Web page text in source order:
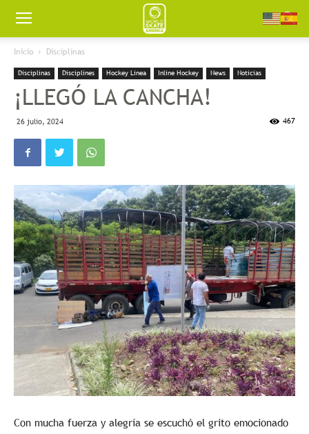
Worldskate
America
Inicio Disciplinas
Disciplinas Disciplines Hockey Linea Inline Hockey News Noticias
¡LLEGÓ LA CANCHA!
26 julio, 2024 467
Con mucha fuerza y alegría se escuchó el grito emocionado